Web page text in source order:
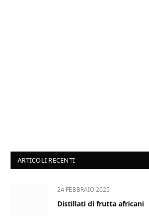
ARTICOLI RECENTI
24 FEBBRAIO 2025
Distillati di frutta africani